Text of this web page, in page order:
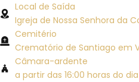
Local de Saída
Igreja de Nossa Senhora da
Cemitério
Crematório de Santiago em
Câmara-ardente
a partir das 16:00 horas do